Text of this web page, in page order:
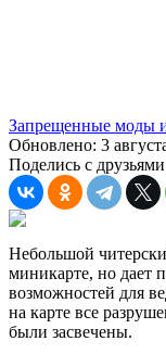
Запрещенные моды
Обновлено: 3
Поделись с друзьями
Небольшой
миникарте, но дает
возможностей для
на карте все
были засвечены.